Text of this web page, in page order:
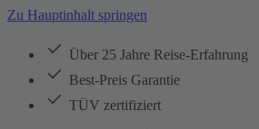
Zu Hauptinhalt springen
Über 25 Jahre Reise-Erfahrung
Best-Preis Garantie
TÜV zertifiziert